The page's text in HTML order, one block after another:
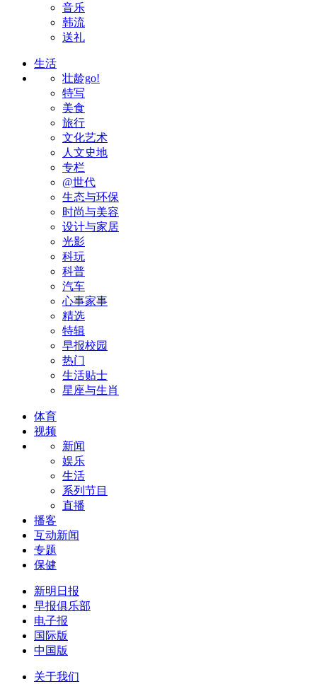
音乐
韩流
送礼
生活
壮龄go!
特写
美食
旅行
文化艺术
人文史地
专栏
@世代
生态与环保
时尚与美容
设计与家居
光影
科玩
科普
汽车
心事家事
精选
特辑
早报校园
热门
生活贴士
星座与生肖
体育
视频
新闻
娱乐
生活
系列节目
直播
播客
互动新闻
专题
保健
新明日报
早报俱乐部
电子报
国际版
中国版
关于我们